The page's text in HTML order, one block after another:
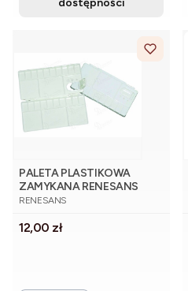
dostępności
PALETA PLASTIKOWA
ZAMYKANA RENESANS
20X10X1,8 CM
PRODUCENT
RENESANS
Cena
12,00 zł